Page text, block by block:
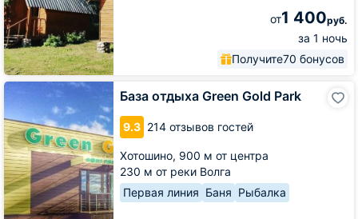
от1 400руб.
за 1 ночь
Получите70 бонусов
База отдыха Green Gold Park
9.3 214 отзывов гостей
Хотошино, 900 м от центра
230 м от реки Волга
Первая линия Баня Рыбалка
База
Green
Gold
Park